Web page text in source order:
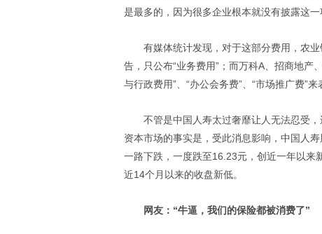
是最多的，因为很多企业根本就没有披露这一
有媒体统计发现，对于这部分费用，农
告，只公布“业务费用”；而万科A、招商地产
与行政费用”、“办公会务费”、“市场推广费”
不管是中国人寿太过奢靡让人无法忍受
资本市场的事实是，受此消息影响，中国人
一路下跌，一度跌至16.23元，创近一年以来
近14个月以来的收盘新低。
网友：“牛逼，我们的保险都被消费了”